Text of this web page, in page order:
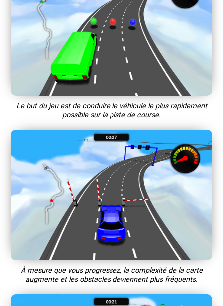
Le but du jeu est de conduire le véhicule le plus rapidement
possible sur la piste de course.
À mesure que vous progressez, la complexité de la carte
augmente et les obstacles deviennent plus fréquents.